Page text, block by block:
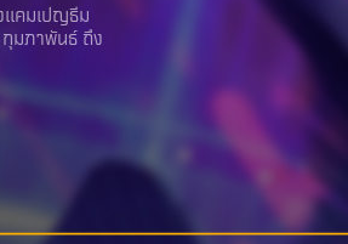
แคมเปญธีม
มภาพันธ์ ถึง